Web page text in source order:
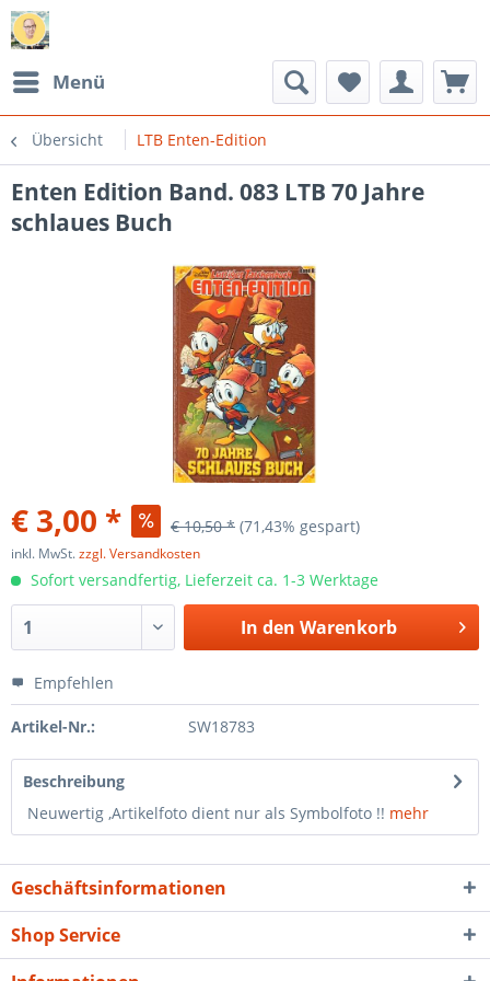
Menü
Übersicht LTB Enten-Edition
Enten Edition Band. 083 LTB 70 Jahre
schlaues Buch
€ 3,00 * € 10,50 * (71,43% gespart)
inkl. MwSt.zzgl. Versandkosten
Sofort versandfertig, Lieferzeit ca. 1-3 Werktage
In den Warenkorb
Empfehlen
Artikel-Nr.: SW18783
Beschreibung
Neuwertig ,Artikelfoto dient nur als Symbolfoto !! mehr
Geschäftsinformationen
Shop Service